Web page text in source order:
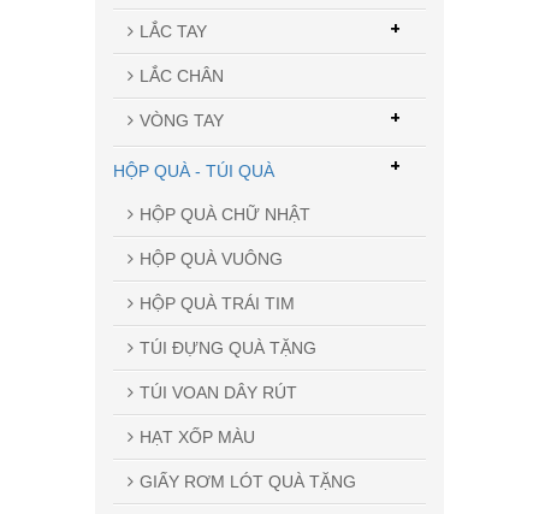
LẮC TAY +
LẮC CHÂN
VÒNG TAY +
HỘP QUÀ - TÚI QUÀ
HỘP QUÀ CHỮ NHẬT
HỘP QUÀ VUÔNG
HỘP QUÀ TRÁI TIM
TÚI ĐỰNG QUÀ TẶNG
TÚI VOAN DÂY RÚT
HẠT XỐP MÀU
GIẤY RƠM LÓT QUÀ TẶNG
+